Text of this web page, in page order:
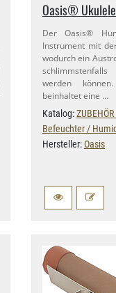
Oasis®
Der Oasis®
Instrument mit
wodurch ein
werden
beinhaltet eine …
Katalog:
Befeuchter /
Hersteller:Oasis